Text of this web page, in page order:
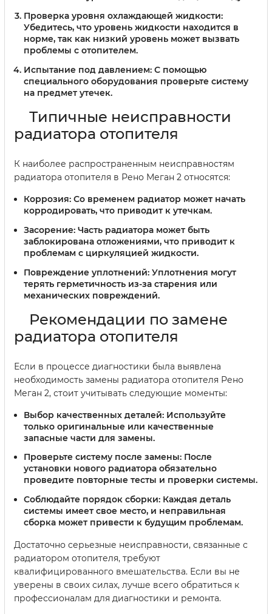
Проверка уровня охлаждающей жидкости:
Убедитесь, что уровень жидкости находится в
норме, так как низкий уровень может вызвать
проблемы с отопителем.
Испытание под давлением: С помощью
специального оборудования проверьте систему
на предмет утечек.
Типичные неисправности
радиатора отопителя
К наиболее распространенным неисправностям
радиатора отопителя в Рено Меган 2 относятся:
Коррозия: Со временем радиатор может начать
корродировать, что приводит к утечкам.
Засорение: Часть радиатора может быть
заблокирована отложениями, что приводит к
проблемам с циркуляцией жидкости.
Повреждение уплотнений: Уплотнения могут
терять герметичность из-за старения или
механических повреждений.
Рекомендации по замене
радиатора отопителя
Если в процессе диагностики была выявлена
необходимость замены радиатора отопителя Рено
Меган 2, стоит учитывать следующие моменты:
Выбор качественных деталей: Используйте
только оригинальные или качественные
запасные части для замены.
Проверьте систему после замены: После
установки нового радиатора обязательно
проведите повторные тесты и проверки системы.
Соблюдайте порядок сборки: Каждая деталь
системы имеет свое место, и неправильная
сборка может привести к будущим проблемам.
Достаточно серьезные неисправности, связанные с
радиатором отопителя, требуют
квалифицированного вмешательства. Если вы не
уверены в своих силах, лучше всего обратиться к
профессионалам для диагностики и ремонта.